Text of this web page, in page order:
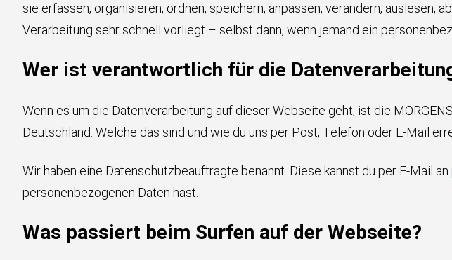
sie erfassen, organisieren, ordnen, speichern, anpassen, verändern,
Verarbeitung sehr schnell vorliegt – selbst dann, wenn jemand ein
Wer ist verantwortlich für die
Wenn es um die Datenverarbeitung auf dieser Webseite geht, ist die
Deutschland. Welche das sind und wie du uns per Post, Telefon oder E-Mail
Wir haben eine Datenschutzbeauftragte benannt. Diese kannst du per E-Mail an
personenbezogenen Daten hast.
Was passiert beim Surfen auf der Webseite?